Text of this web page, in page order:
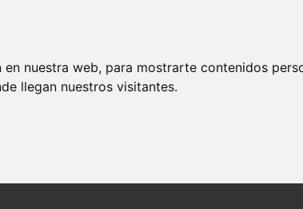
nuestra web, para mostrarte contenidos
llegan nuestros visitantes.